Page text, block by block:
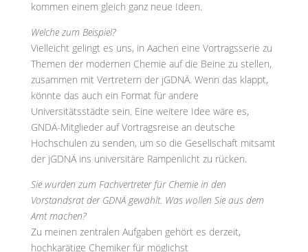
kommen einem gleich ganz neue Ideen.
Welche zum Beispiel?
Vielleicht gelingt es uns, in Aachen eine Vortragsserie zu
Themen der modernen Chemie auf die Beine zu stellen,
zusammen mit Vertretern der jGDNÄ. Wenn das klappt,
könnte das auch ein Format für andere
Universitätsstädte sein. Eine weitere Idee wäre es,
GNDÄ-Mitglieder auf Vortragsreise an deutsche
Hochschulen zu senden, um so die Gesellschaft mitsamt
der jGDNÄ ins universitäre Rampenlicht zu rücken.
Sie wurden zum Fachvertreter für Chemie in den
Vorstandsrat der GDNÄ gewählt. Was wollen Sie aus dem
Amt machen?
Zu meinen zentralen Aufgaben gehört es derzeit,
hochkarätige Chemiker für möglichst